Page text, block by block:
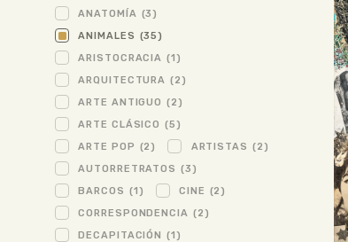
ANATOMÍA (3)
ANIMALES (35)
ARISTOCRACIA (1)
ARQUITECTURA (2)
ARTE ANTIGUO (2)
ARTE CLÁSICO (5)
ARTE POP (2) ARTISTAS (2)
AUTORRETRATOS (3)
BARCOS (1) CINE (2)
CORRESPONDENCIA (2)
DECAPITACIÓN (1)